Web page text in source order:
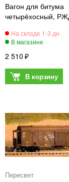
Вагон для битума
четырёхосный,
2 510
Пересвет